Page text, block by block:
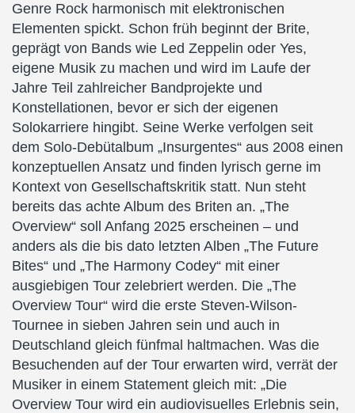
Genre Rock harmonisch mit elektronischen
Elementen spickt. Schon früh beginnt der Brite,
geprägt von Bands wie Led Zeppelin oder Yes,
eigene Musik zu machen und wird im Laufe der
Jahre Teil zahlreicher Bandprojekte und
Konstellationen, bevor er sich der eigenen
Solokarriere hingibt. Seine Werke verfolgen seit
dem Solo-Debütalbum „Insurgentes“ aus 2008 einen
konzeptuellen Ansatz und finden lyrisch gerne im
Kontext von Gesellschaftskritik statt. Nun steht
bereits das achte Album des Briten an. „The
Overview“ soll Anfang 2025 erscheinen – und
anders als die bis dato letzten Alben „The Future
Bites“ und „The Harmony Codey“ mit einer
ausgiebigen Tour zelebriert werden. Die „The
Overview Tour“ wird die erste Steven-Wilson-
Tournee in sieben Jahren sein und auch in
Deutschland gleich fünfmal haltmachen. Was die
Besuchenden auf der Tour erwarten wird, verrät der
Musiker in einem Statement gleich mit: „Die
Overview Tour wird ein audiovisuelles Erlebnis sein,